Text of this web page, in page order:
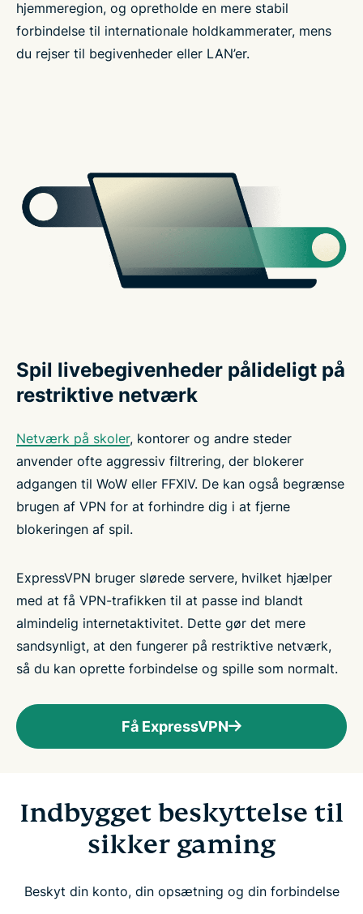
hjemmeregion, og opretholde en mere stabil
forbindelse til internationale holdkammerater, mens
du rejser til begivenheder eller LAN’er.
Spil livebegivenheder pålideligt på
restriktive netværk
Netværk på skoler, kontorer og andre steder
anvender ofte aggressiv filtrering, der blokerer
adgangen til WoW eller FFXIV. De kan også begrænse
brugen af VPN for at forhindre dig i at fjerne
blokeringen af spil.
ExpressVPN bruger slørede servere, hvilket hjælper
med at få VPN-trafikken til at passe ind blandt
almindelig internetaktivitet. Dette gør det mere
sandsynligt, at den fungerer på restriktive netværk,
så du kan oprette forbindelse og spille som normalt.
Få ExpressVPN
Indbygget beskyttelse til
sikker gaming
Beskyt din konto, din opsætning og din forbindelse